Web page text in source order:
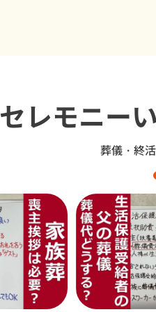
セレモニー
葬儀・終